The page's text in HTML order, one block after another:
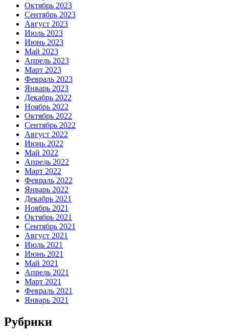
Октябрь 2023
Сентябрь 2023
Август 2023
Июль 2023
Июнь 2023
Май 2023
Апрель 2023
Март 2023
Февраль 2023
Январь 2023
Декабрь 2022
Ноябрь 2022
Октябрь 2022
Сентябрь 2022
Август 2022
Июнь 2022
Май 2022
Апрель 2022
Март 2022
Февраль 2022
Январь 2022
Декабрь 2021
Ноябрь 2021
Октябрь 2021
Сентябрь 2021
Август 2021
Июль 2021
Июнь 2021
Май 2021
Апрель 2021
Март 2021
Февраль 2021
Январь 2021
Рубрики